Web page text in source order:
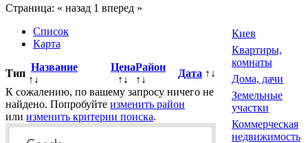
Страница: « назад 1 вперед »
Список
Карта
Тип
Название
↑↓
Цена
↑↓
Район
↑↓
Дата ↑↓
К сожалению, по вашему запросу ничего не
найдено. Попробуйте изменить район
или изменить критерии поиска.
Киев
Квартиры,
комнаты
Дома, дачи
Земельные
участки
Коммерческая
недвижимость